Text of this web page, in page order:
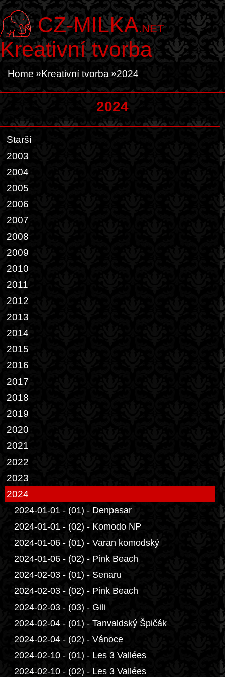
CZ-MILKA.NET
Kreativní tvorba
Home Kreativní tvorba 2024
2024
Starší
2003
2004
2005
2006
2007
2008
2009
2010
2011
2012
2013
2014
2015
2016
2017
2018
2019
2020
2021
2022
2023
2024
2024-01-01 - (01) - Denpasar
2024-01-01 - (02) - Komodo NP
2024-01-06 - (01) - Varan komodský
2024-01-06 - (02) - Pink Beach
2024-02-03 - (01) - Senaru
2024-02-03 - (02) - Pink Beach
2024-02-03 - (03) - Gili
2024-02-04 - (01) - Tanvaldský Špičák
2024-02-04 - (02) - Vánoce
2024-02-10 - (01) - Les 3 Vallées
2024-02-10 - (02) - Les 3 Vallées